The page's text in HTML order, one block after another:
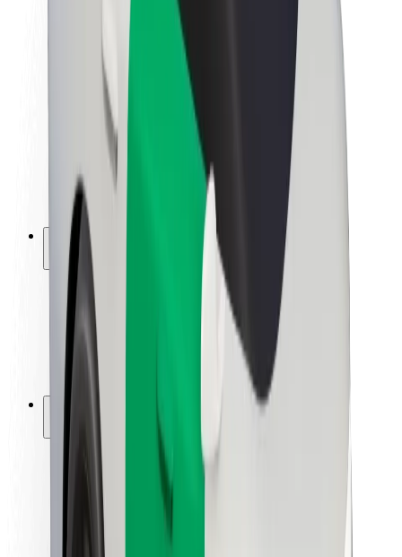
ბრენდის გზამკვლევი
ინვესტორებთან ურთიერთობა
ლიდერობა
მედია
ურბანული ფონდი
უსაფრთხოება
მგზავრების უსაფრთხოება
მძღოლების უსაფრთხოება
სკუტერის უსაფრთხოება
უსაფრთხოება
ქალაქები
ლოკაციები
ქალაქი უკეთესობისკენ
აეროპორტები
Bolt-ის დასატენი სადგური